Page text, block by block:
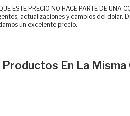
ESTE PRECIO NO HACE PARTE DE
actualizaciones y cambios del dolar.
un excelente precio.
En La Misma